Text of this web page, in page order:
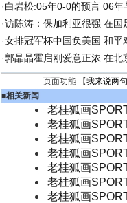
·白岩松:05年0-0的预言 06年
·访陈涛：保加利亚很强 在国
·女排冠军杯中国负美国 和平
·郭晶晶霍启刚爱意正浓 在北
页面功能 【我来说两句
■相关新闻
老桂狐画
老桂狐画
老桂狐画
老桂狐画
老桂狐画
老桂狐画
老桂狐画